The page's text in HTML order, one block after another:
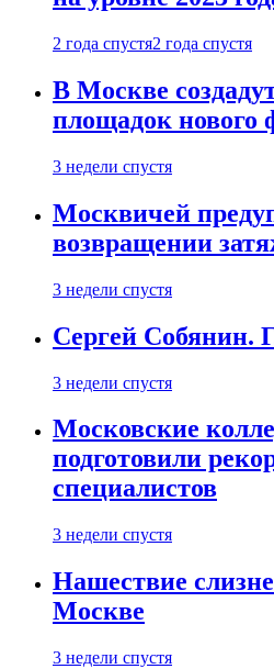
2 года спустя2 года спустя
В Москве
площадок нового
3 недели спустя
Москвичей
возвращении
3 недели спустя
Сергей Собянин.
3 недели спустя
Московские
подготовили
специалистов
3 недели спустя
Нашествие
Москве
3 недели спустя